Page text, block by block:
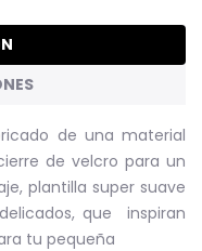
de una material
de velcro para un
plantilla super suave
que inspiran
tu pequeña